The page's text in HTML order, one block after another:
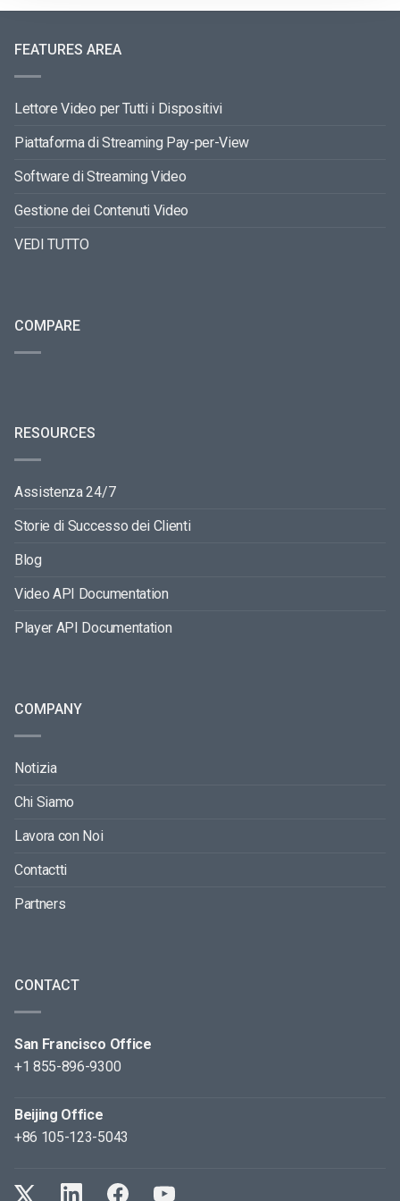
FEATURES AREA
Lettore Video per Tutti i Dispositivi
Piattaforma di Streaming Pay-per-View
Software di Streaming Video
Gestione dei Contenuti Video
VEDI TUTTO
COMPARE
RESOURCES
Assistenza 24/7
Storie di Successo dei Clienti
Blog
Video API Documentation
Player API Documentation
COMPANY
Notizia
Chi Siamo
Lavora con Noi
Contactti
Partners
CONTACT
San Francisco Office
+1 855-896-9300
Beijing Office
+86 105-123-5043